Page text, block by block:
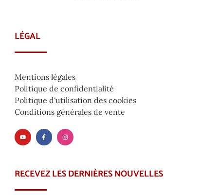
LÉGAL
Mentions légales
Politique de confidentialité
Politique d'utilisation des cookies
Conditions générales de vente
RECEVEZ LES DERNIÈRES NOUVELLES